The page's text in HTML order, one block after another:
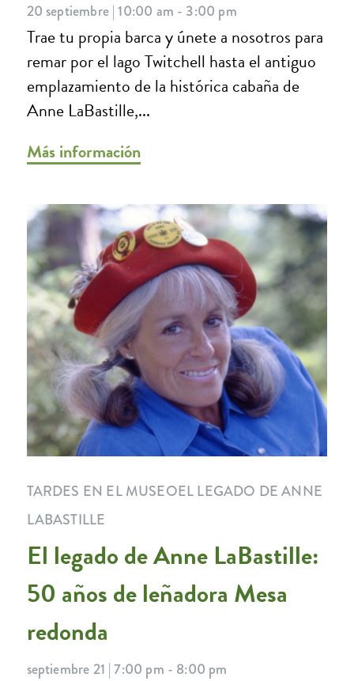
20 septiembre | 10:00 am - 3:00 pm
Trae tu propia barca y únete a nosotros para
remar por el lago Twitchell hasta el antiguo
emplazamiento de la histórica cabaña de
Anne LaBastille,...
Más información
TARDES EN EL MUSEOEL LEGADO DE ANNE
LABASTILLE
El legado de Anne LaBastille:
50 años de leñadora Mesa
redonda
septiembre 21 | 7:00 pm - 8:00 pm